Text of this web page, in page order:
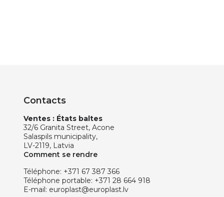
Contacts
Ventes : États baltes
32/6 Granita Street, Acone
Salaspils municipality,
LV-2119, Latvia
Comment se rendre
Téléphone: +371 67 387 366
Téléphone portable: +371 28 664 918
E-mail: europlast@europlast.lv